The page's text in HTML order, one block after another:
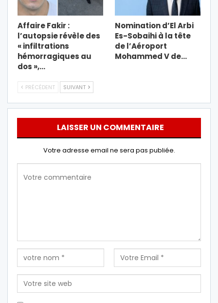
Affaire Fakir :
l’autopsie révèle des
« infiltrations
hémorragiques au
dos »,…
Nomination d’El Arbi
Es-Sobaihi à la tête
de l’Aéroport
Mohammed V de…
PRÉCÉDENT SUIVANT
LAISSER UN COMMENTAIRE
Votre adresse email ne sera pas publiée.